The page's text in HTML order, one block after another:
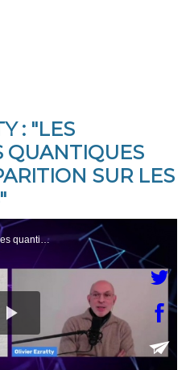
: "LES
QUANTIQUES
SUR LES